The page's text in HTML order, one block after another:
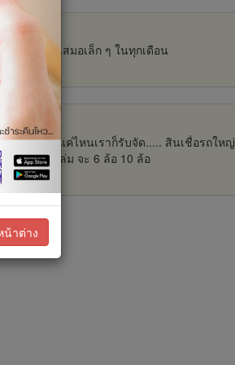
ความสม่ำเสมอเล็ก ๆ ในทุกเดือน
ดูเพิ่มเติม
รถจะใหญ่แค่ไหนเราก็รับจัด..... สินเชื่อรถใหญ่
เพียงแค่มีเล่ม จะ 6 ล้อ 10 ล้อ
ดูเพิ่มเติม
าต่าง